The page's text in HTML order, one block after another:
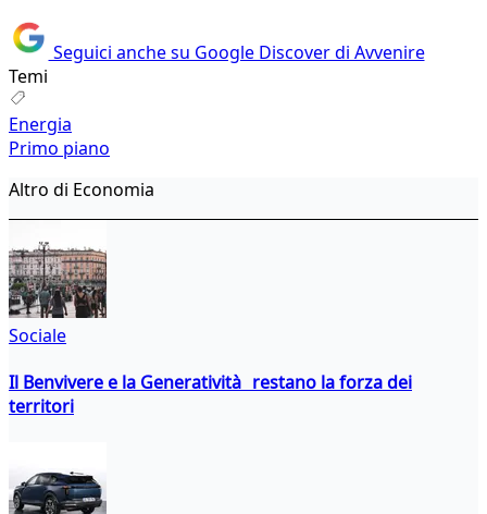
Seguici anche su Google Discover di Avvenire
Temi
Energia
Primo piano
Altro di Economia
Sociale
Il Benvivere e la Generatività restano la forza dei
territori